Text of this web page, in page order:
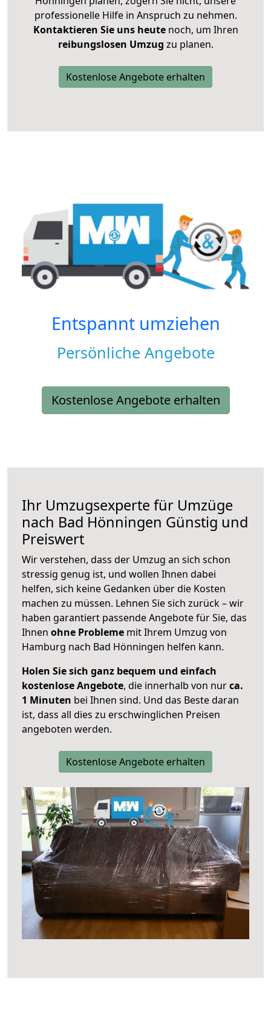
professionelle Hilfe in Anspruch zu nehmen.
Kontaktieren Sie uns heutenoch, um Ihren
reibungslosen Umzug zu planen.
Kostenlose Angebote erhalten
Entspannt umziehen
Persönliche Angebote
Kostenlose Angebote erhalten
Ihr Umzugsexperte für Umzüge
nach Bad Hönningen Günstig und
Preiswert
Wir verstehen, dass der Umzug an sich schon
stressig genug ist, und wollen Ihnen dabei
helfen, sich keine Gedanken über die Kosten
machen zu müssen. Lehnen Sie sich zurück – wir
haben garantiert passende Angebote für Sie, das
Ihnen ohne Probleme mit Ihrem Umzug von
Hamburg nach Bad Hönningen helfen kann.
Holen Sie sich ganz bequem und einfach
kostenlose Angebote, die innerhalb von nurca.
1 Minuten bei Ihnen sind. Und das Beste daran
ist, dass all dies zu erschwinglichen Preisen
angeboten werden.
Kostenlose Angebote erhalten